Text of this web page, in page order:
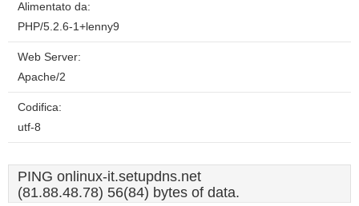
Alimentato da:
PHP/5.2.6-1+lenny9
Web Server:
Apache/2
Codifica:
utf-8
PING onlinux-it.setupdns.net
(81.88.48.78) 56(84) bytes of data.